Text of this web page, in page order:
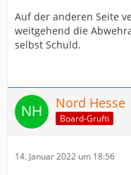
Auf der anderen Seite
weitgehend die
selbst Schuld.
Nord Hesse
Board-Grufti
14. Januar 2022 um 18:56